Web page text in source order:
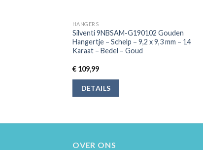
HANGERS
Silventi 9NBSAM-G190102 Gouden
Hangertje – Schelp – 9,2 x 9,3 mm – 14
Karaat – Bedel – Goud
€109,99
DETAILS
OVER ONS